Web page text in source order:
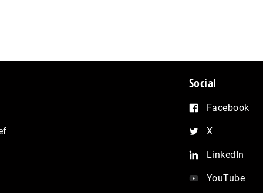
Social
Facebook
X
LinkedIn
YouTube